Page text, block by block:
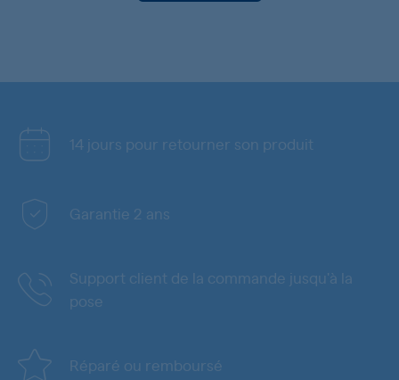
14 jours pour retourner son produit
Garantie 2 ans
Support client de la commande jusqu'à la
pose
Réparé ou remboursé